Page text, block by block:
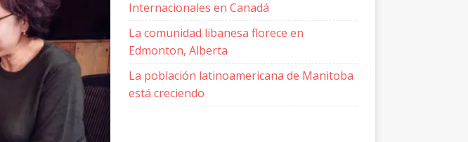
Internacionales en Canadá
La comunidad libanesa florece en
Edmonton, Alberta
La población latinoamericana de Manitoba
está creciendo